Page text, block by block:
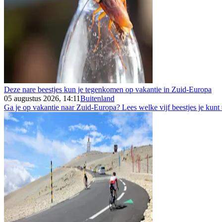
Deze nare beestjes kun je tegenkomen op vakantie in Zuid-Europa
05 augustus 2026, 14:11Buitenland
Ga je op vakantie naar Zuid-Europa? Lees welke vijf beestjes je kunt